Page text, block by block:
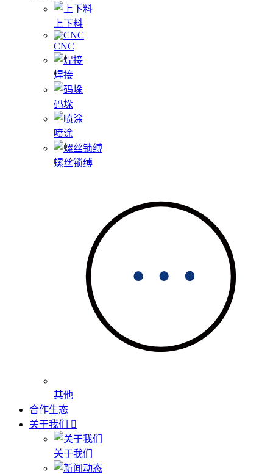
上下料
CNC
焊接
码垛
喷涂
螺丝锁缚
其他
合作生态
关于我们
关于我们